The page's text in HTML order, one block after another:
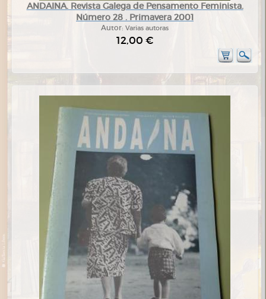
ANDAINA. Revista Galega de Pensamento Feminista.
Número 28 . Primavera 2001
Autor: Varias autoras
12,00 €